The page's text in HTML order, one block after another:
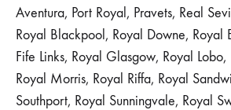
Aventura, Port Royal, Pravets, Real
Royal Blackpool, Royal Downe, Royal
Fife Links, Royal Glasgow, Royal
Royal Morris, Royal Riffa, Royal
Southport, Royal Sunningvale, Royal